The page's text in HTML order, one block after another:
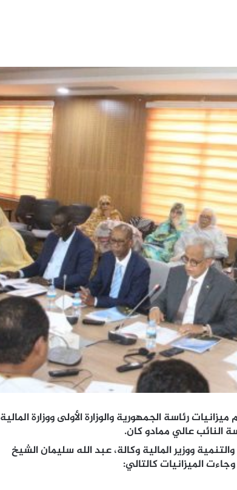
رئاسة الجمهورية والوزارة الأولى ووزارة المالية
ووزير المالية وكالة، عبد الله سليمان الشيخ
الميزانيات كالتالي: